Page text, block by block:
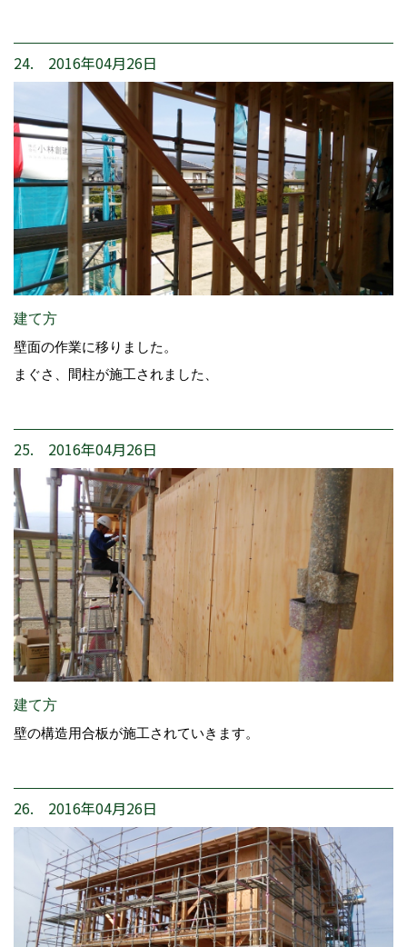
24. 2016年04月26日
建て方
壁面の作業に移りました。
まぐさ、間柱が施工されました、
25. 2016年04月26日
建て方
壁の構造用合板が施工されていきます。
26. 2016年04月26日